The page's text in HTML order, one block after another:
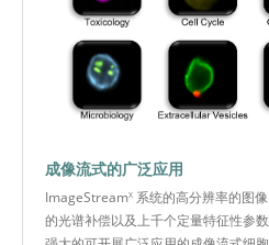
成像流式的广泛应用
ImageStreamX 系统的高分辨率的图
的光谱补偿以及上千个定量特征性参